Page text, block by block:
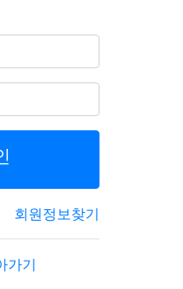
회원정보찾기
가기